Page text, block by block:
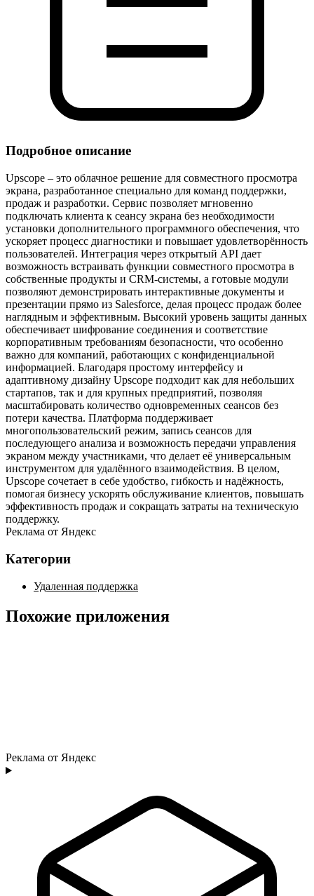
Подробное описание
Upscope – это облачное решение для совместного просмотра
экрана, разработанное специально для команд поддержки,
продаж и разработки. Сервис позволяет мгновенно
подключать клиента к сеансу экрана без необходимости
установки дополнительного программного обеспечения, что
ускоряет процесс диагностики и повышает удовлетворённость
пользователей. Интеграция через открытый API дает
возможность встраивать функции совместного просмотра в
собственные продукты и CRM‑системы, а готовые модули
позволяют демонстрировать интерактивные документы и
презентации прямо из Salesforce, делая процесс продаж более
наглядным и эффективным. Высокий уровень защиты данных
обеспечивает шифрование соединения и соответствие
корпоративным требованиям безопасности, что особенно
важно для компаний, работающих с конфиденциальной
информацией. Благодаря простому интерфейсу и
адаптивному дизайну Upscope подходит как для небольших
стартапов, так и для крупных предприятий, позволяя
масштабировать количество одновременных сеансов без
потери качества. Платформа поддерживает
многопользовательский режим, запись сеансов для
последующего анализа и возможность передачи управления
экраном между участниками, что делает её универсальным
инструментом для удалённого взаимодействия. В целом,
Upscope сочетает в себе удобство, гибкость и надёжность,
помогая бизнесу ускорять обслуживание клиентов, повышать
эффективность продаж и сокращать затраты на техническую
поддержку.
Реклама от Яндекс
Категории
Удаленная поддержка
Похожие приложения
Реклама от Яндекс